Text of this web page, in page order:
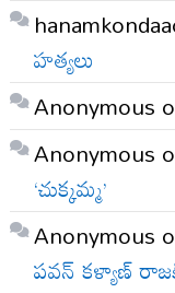
హత్యలు
Anonymous
Anonymous
‘చుక్కమ్మ’
Anonymous
పవన్ కళ్యాణ్